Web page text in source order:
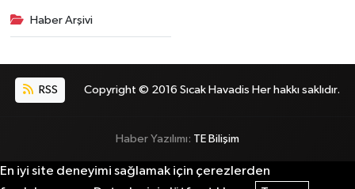
Haber Arşivi
RSS Copyright © 2016 Sıcak Havadis Her hakkı saklıdır.
Haber Yazılımı: TE Bilişim
En iyi site deneyimi sağlamak için çerezlerden